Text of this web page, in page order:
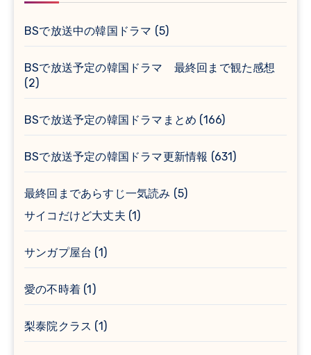
BSで放送中の韓国ドラマ (5)
BSで放送予定の韓国ドラマ 最終回まで観た感想
(2)
BSで放送予定の韓国ドラマまとめ (166)
BSで放送予定の韓国ドラマ更新情報 (631)
最終回まであらすじ一気読み (5)
サイコだけど大丈夫 (1)
サンガプ屋台 (1)
愛の不時着 (1)
梨泰院クラス (1)